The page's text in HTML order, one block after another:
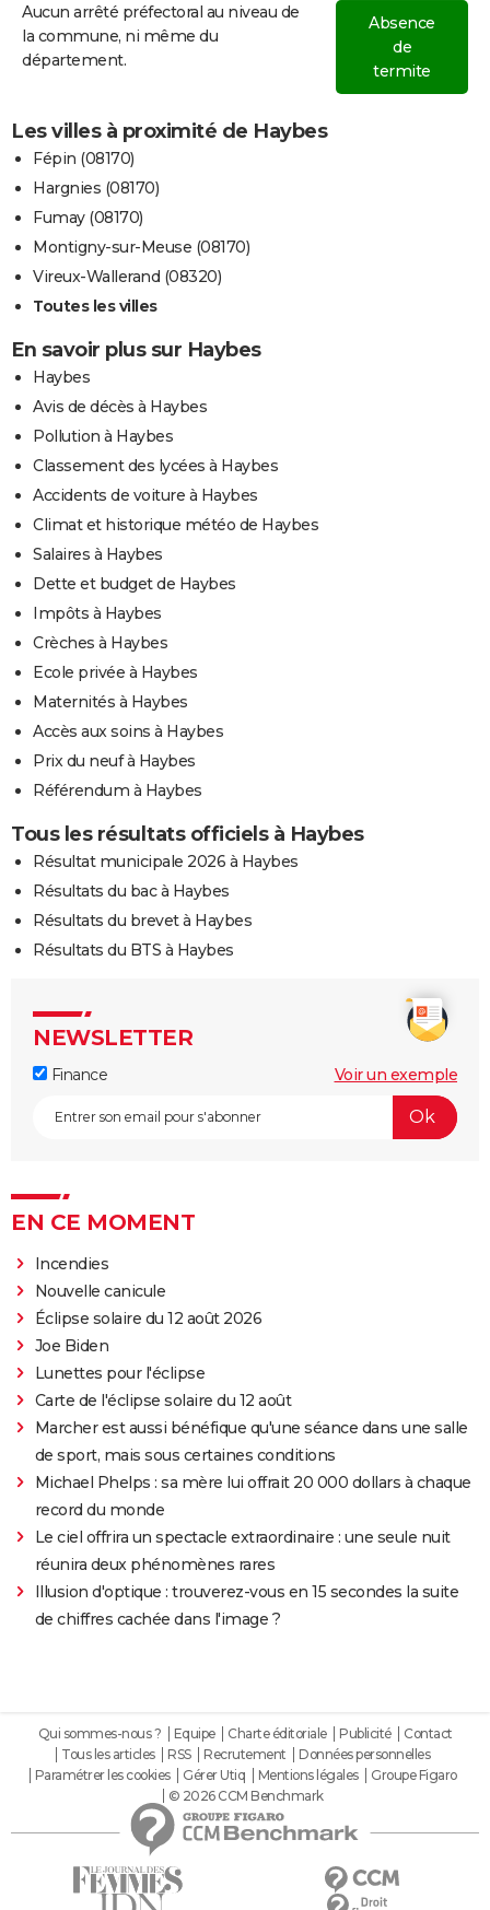
Aucun arrêté préfectoral au niveau de
la commune, ni même du
département.
Absence
de
termite
Les villes à proximité de Haybes
Fépin (08170)
Hargnies (08170)
Fumay (08170)
Montigny-sur-Meuse (08170)
Vireux-Wallerand (08320)
Toutes les villes
En savoir plus sur Haybes
Haybes
Avis de décès à Haybes
Pollution à Haybes
Classement des lycées à Haybes
Accidents de voiture à Haybes
Climat et historique météo de Haybes
Salaires à Haybes
Dette et budget de Haybes
Impôts à Haybes
Crèches à Haybes
Ecole privée à Haybes
Maternités à Haybes
Accès aux soins à Haybes
Prix du neuf à Haybes
Référendum à Haybes
Tous les résultats officiels à Haybes
Résultat municipale 2026 à Haybes
Résultats du bac à Haybes
Résultats du brevet à Haybes
Résultats du BTS à Haybes
NEWSLETTER
Finance Voir un exemple
EN CE MOMENT
Incendies
Nouvelle canicule
Éclipse solaire du 12 août 2026
Joe Biden
Lunettes pour l'éclipse
Carte de l'éclipse solaire du 12 août
Marcher est aussi bénéfique qu'une séance dans une salle
de sport, mais sous certaines conditions
Michael Phelps : sa mère lui offrait 20 000 dollars à chaque
record du monde
Le ciel offrira un spectacle extraordinaire : une seule nuit
réunira deux phénomènes rares
Illusion d'optique : trouverez-vous en 15 secondes la suite
de chiffres cachée dans l'image ?
Qui sommes-nous ? Equipe Charte éditoriale Publicité
Contact
Tous les articles
RSS Recrutement
Données personnelles
Paramétrer les cookies
Gérer Utiq Mentions légales
Groupe Figaro
© 2026 CCM Benchmark